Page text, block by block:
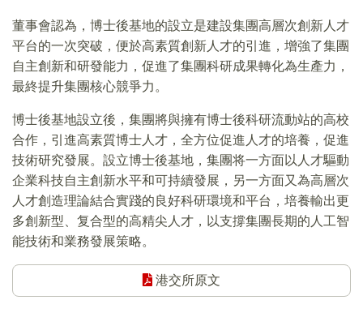
董事會認為，博士後基地的設立是建設集團高層次創新人才
平台的一次突破，便於高素質創新人才的引進，增強了集團
自主創新和研發能力，促進了集團科研成果轉化為生產力，
最終提升集團核心競爭力。
博士後基地設立後，集團將與擁有博士後科研流動站的高校
合作，引進高素質博士人才，全方位促進人才的培養，促進
技術研究發展。設立博士後基地，集團将一方面以人才驅動
企業科技自主創新水平和可持續發展，另一方面又為高層次
人才創造理論結合實踐的良好科研環境和平台，培養輸出更
多創新型、复合型的高精尖人才，以支撐集團長期的人工智
能技術和業務發展策略。
港交所原文